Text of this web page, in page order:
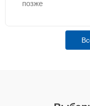
позже